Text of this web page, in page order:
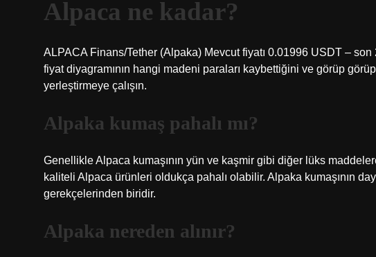
Alpaca ne kadar?
ALPACA Finans/Tether (Alpaka) Mevcut fiyatı 0.01996 USDT –
fiyat diyagramının hangi madeni paraları kaybettiğini ve görüp
yerleştirmeye çalışın.
Alpaka kumaş pahalı mı?
Genellikle Alpaca kumaşının yün ve kaşmir gibi diğer lüks
kaliteli Alpaca ürünleri oldukça pahalı olabilir. Alpaka kumaşının
gerekçelerinden biridir.
Alpaka nereden alınır?